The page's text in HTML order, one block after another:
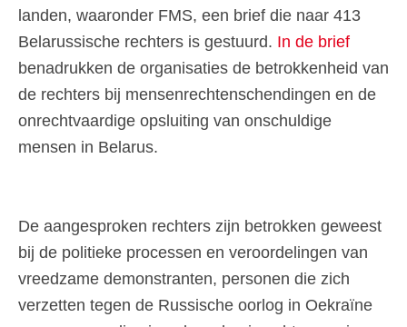
landen, waaronder FMS, een brief die naar 413
Belarussische rechters is gestuurd. In de brief
benadrukken de organisaties de betrokkenheid van
de rechters bij mensenrechtenschendingen en de
onrechtvaardige opsluiting van onschuldige
mensen in Belarus.
De aangesproken rechters zijn betrokken geweest
bij de politieke processen en veroordelingen van
vreedzame demonstranten, personen die zich
verzetten tegen de Russische oorlog in Oekraïne